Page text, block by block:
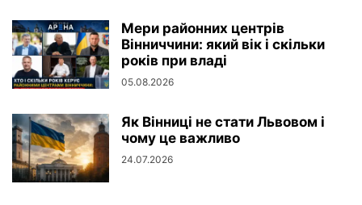
Мери районних центрів
Вінниччини: який вік і скільки
років при владі
05.08.2026
Як Вінниці не стати Львовом і
чому це важливо
24.07.2026